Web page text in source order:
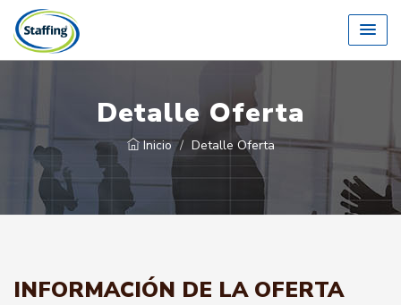
Detalle Oferta
Inicio Detalle Oferta
INFORMACIÓN DE LA OFERTA